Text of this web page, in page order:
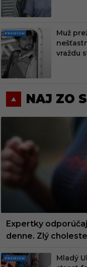
PRE
MIU
M
Muž
vraždu
NAJ ZO
Expertky
denne. Zlý
PRE
Mladý